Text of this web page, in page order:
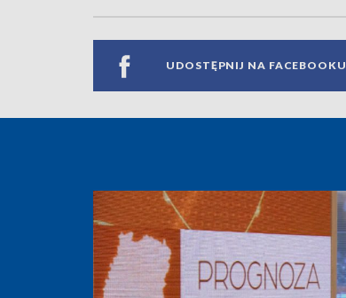
UDOSTĘPNIJ NA FACEBOOKU